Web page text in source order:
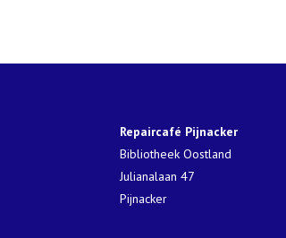
Repaircafé Pijnacker
Bibliotheek Oostland
Julianalaan 47
Pijnacker